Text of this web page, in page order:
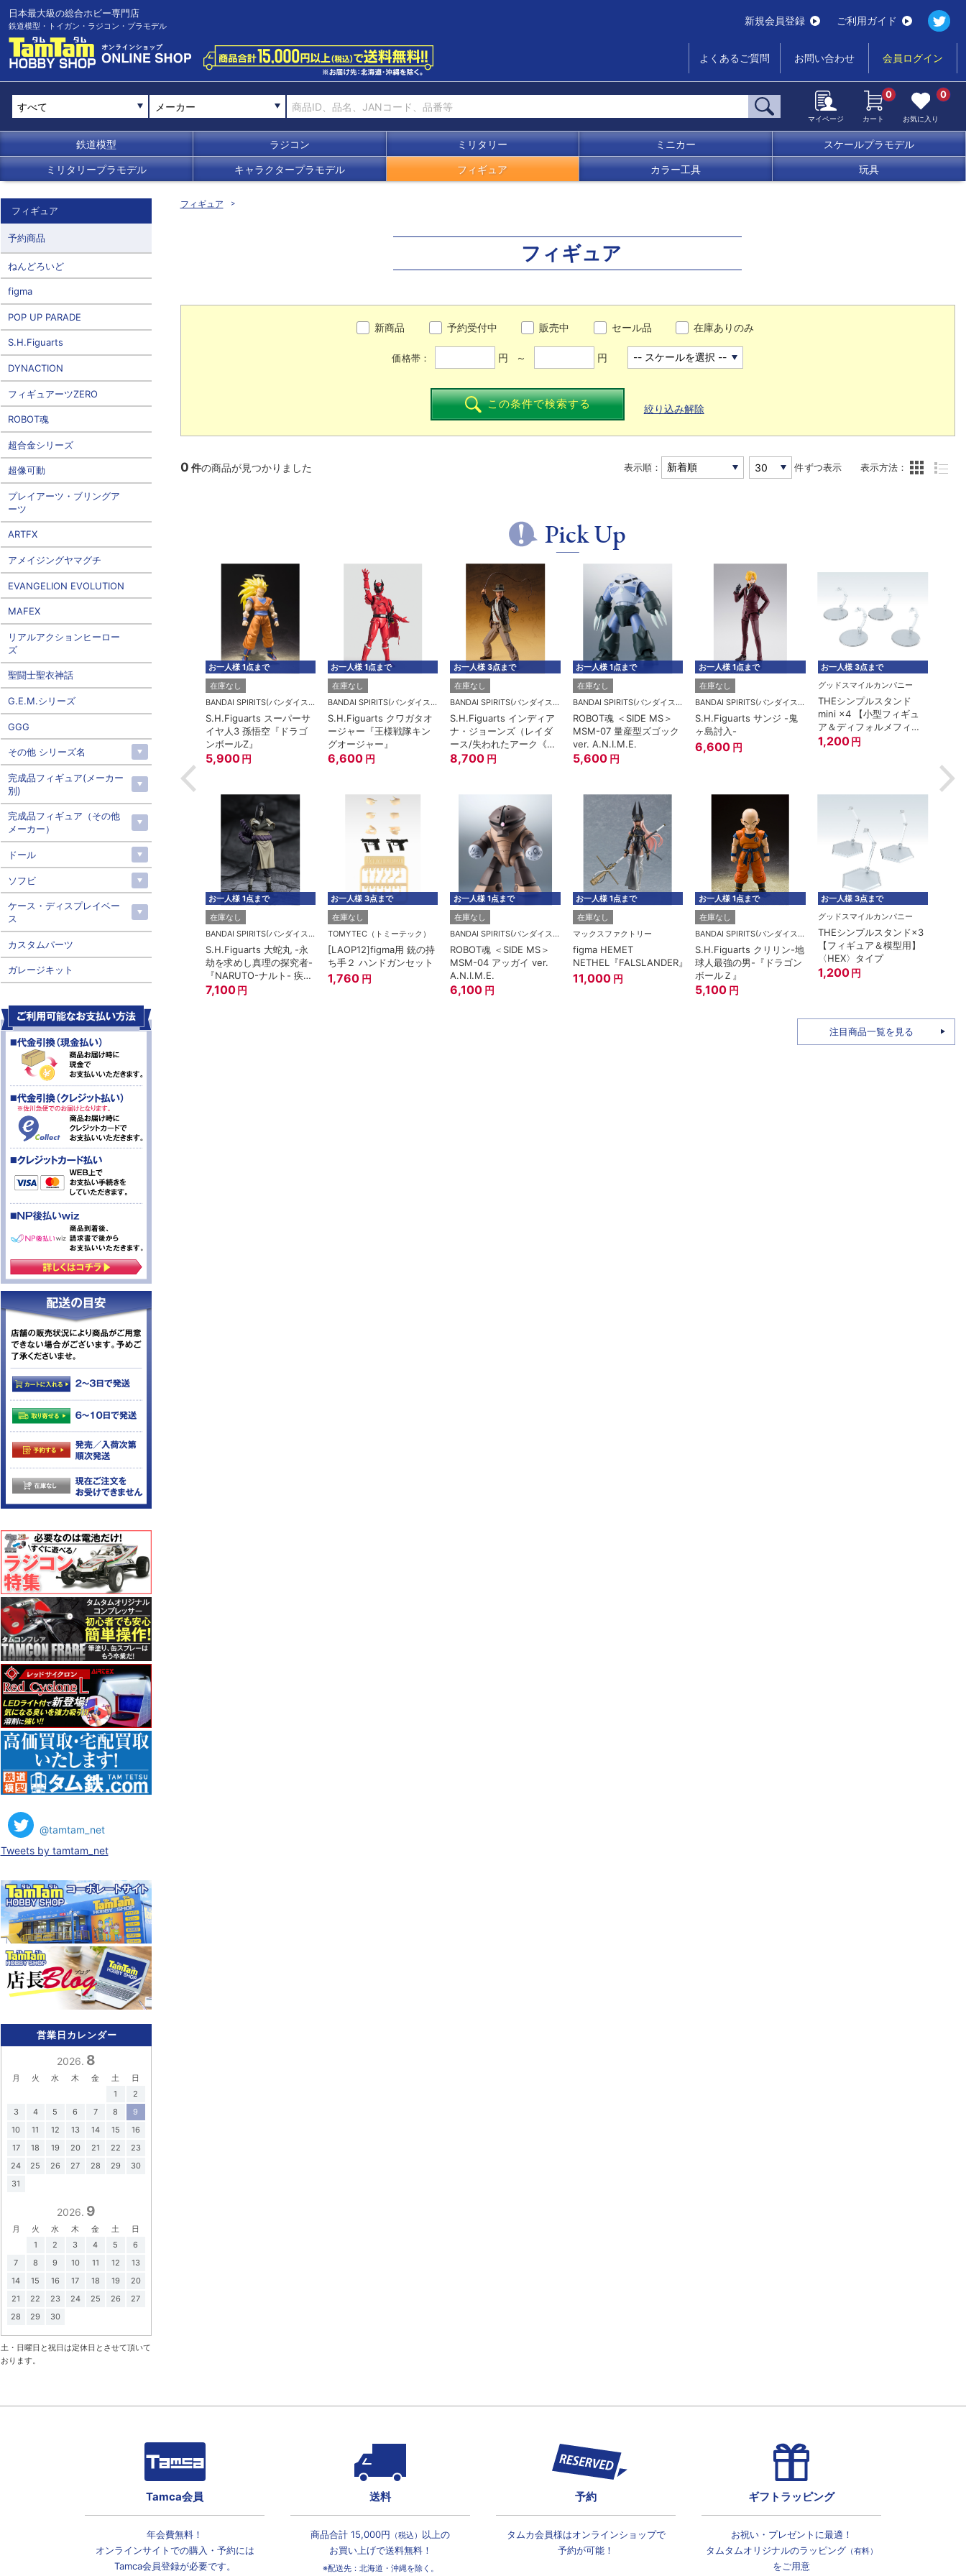
日本最大級の総合ホビー専門店
鉄道模型・トイガン・ラジコン・プラモデル 新規会員登録 ご利用ガイド
よくあるご質問 お問い合わせ 会員ログイン
メーカー
マイページ カート
0
お気に入り
0
鉄道模型 ラジコン ミリタリー ミニカー スケールプラモデル
ミリタリープラモデル キャラクタープラモデル フィギュア カラー工具 玩具
フィギュア
フィギュア
新商品 予約受付中 販売中 セール品 在庫ありのみ
価格帯： 円 ～ 円
この条件で検索する 絞り込み解除
0 件の商品が見つかりました 表示順： 件ずつ表示 表示方法：
Pick Up
お一人様 1点まで
在庫なし
BANDAI SPIRITS(バンダイスピリッツ)
S.H.Figuarts スーパーサ
イヤ人3 孫悟空『ドラゴ
ンボールZ』
5,900 円
お一人様 1点まで
在庫なし
BANDAI SPIRITS(バンダイスピリッツ)
S.H.Figuarts クワガタオ
ージャー『王様戦隊キン
グオージャー』
6,600 円
お一人様 3点まで
在庫なし
BANDAI SPIRITS(バンダイスピリッツ)
S.H.Figuarts インディア
ナ・ジョーンズ（レイダ
ース/失われたアーク《聖
櫃》）
8,700 円
お一人様 1点まで
在庫なし
BANDAI SPIRITS(バンダイスピリッツ)
ROBOT魂 ＜SIDE MS＞
MSM-07 量産型ズゴック
ver. A.N.I.M.E.
5,600 円
お一人様 1点まで
在庫なし
BANDAI SPIRITS(バンダイスピリッツ)
S.H.Figuarts サンジ -鬼
ヶ島討入-
6,600 円
お一人様 3点まで
グッドスマイルカンパニー
THEシンプルスタンド
mini ×4 【小型フィギュ
ア＆ディフォルメフィギ
ュア用】
1,200 円
お一人様 1点まで
在庫なし
BANDAI SPIRITS(バンダイスピリッツ)
S.H.Figuarts 大蛇丸 -永
劫を求めし真理の探究者-
『NARUTO-ナルト- 疾風
伝』
7,100 円
お一人様 3点まで
在庫なし
TOMYTEC（トミーテック）
[LAOP12]figma用 銃の持
ち手２ ハンドガンセット
1,760 円
お一人様 1点まで
在庫なし
BANDAI SPIRITS(バンダイスピリッツ)
ROBOT魂 ＜SIDE MS＞
MSM-04 アッガイ ver.
A.N.I.M.E.
6,100 円
お一人様 1点まで
在庫なし
マックスファクトリー
figma HEMET
NETHEL『FALSLANDER』
11,000 円
お一人様 1点まで
在庫なし
BANDAI SPIRITS(バンダイスピリッツ)
S.H.Figuarts クリリン-地
球人最強の男-『ドラゴン
ボールＺ』
5,100 円
お一人様 3点まで
グッドスマイルカンパニー
THEシンプルスタンド×3
【フィギュア＆模型用】
〈HEX〉タイプ
1,200 円
注目商品一覧を見る
フィギュア
予約商品
ねんどろいど
figma
POP UP PARADE
S.H.Figuarts
DYNACTION
フィギュアーツZERO
ROBOT魂
超合金シリーズ
超像可動
プレイアーツ・ブリングア
ーツ
ARTFX
アメイジングヤマグチ
EVANGELION EVOLUTION
MAFEX
リアルアクションヒーロー
ズ
聖闘士聖衣神話
G.E.M.シリーズ
GGG
その他 シリーズ名
完成品フィギュア(メーカー
別)
完成品フィギュア（その他
メーカー）
ドール
ソフビ
ケース・ディスプレイベー
ス
カスタムパーツ
ガレージキット
@tamtam_net
Tweets by tamtam_net
営業日カレンダー
2026. 8
月 火 水 木 金 土
日
1
2
3
4 5 6 7 8
9
10
11 12 13 14 15
16
17
18 19 20 21 22
23
24
25 26 27 28 29
30
31
2026. 9
月 火 水 木 金 土
日
1
2 3 4 5
6
7
8 9 10 11 12
13
14
15 16 17 18 19
20
21
22 23 24 25 26
27
28
29 30
土・日曜日と祝日は定休日とさせて頂いて
おります。
Tamca会員
年会費無料！
オンラインサイトでの購入・予約には
Tamca会員登録が必要です。
送料
商品合計 15,000円 （税込） 以上の
お買い上げで送料無料！
※配送先：北海道・沖縄を除く。
予約
タムカ会員様はオンラインショップで
予約が可能！
ギフトラッピング
お祝い・プレゼントに最適！
タムタムオリジナルのラッピング（有料）
をご用意